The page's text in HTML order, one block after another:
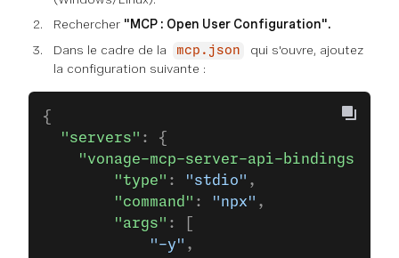
Rechercher "MCP : Open User Configuration".
Dans le cadre de la
mcp.json
qui s'ouvre, ajoutez
la configuration suivante :
{
  "servers"
: {
    "vonage-mcp-server-api-bindings"
        "type"
: "stdio" ,
        "command"
: "npx" ,
        "args"
: [
            "-y"
,